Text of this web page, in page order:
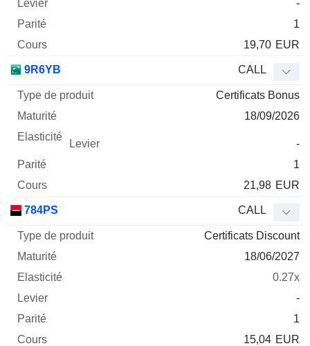
-
1
19,70 EUR
9R6YB CALL
Certificats Bonus
18/09/2026
-
1
21,98 EUR
784PS CALL
Certificats Discount
18/06/2027
0.27x
-
1
15,04 EUR